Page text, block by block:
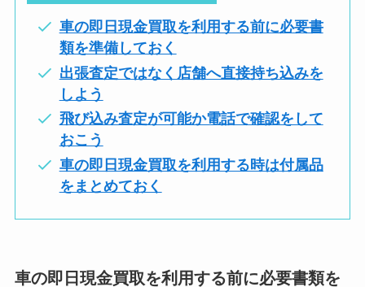
車の即日現金買取を利用する前に必要書
類を準備しておく
出張査定ではなく店舗へ直接持ち込みを
しよう
飛び込み査定が可能か電話で確認をして
おこう
車の即日現金買取を利用する時は付属品
をまとめておく
車の即日現金買取を利用する前に必要書類を